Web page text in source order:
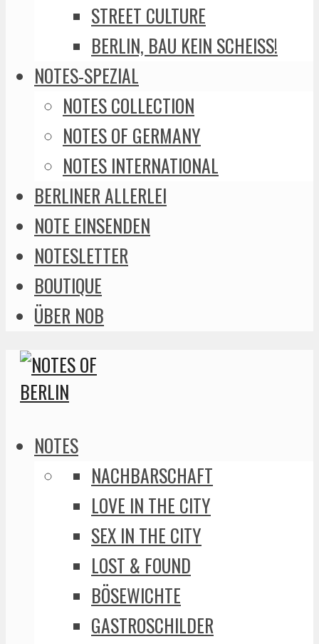
STREET CULTURE
BERLIN, BAU KEIN SCHEISS!
NOTES-SPEZIAL
NOTES COLLECTION
NOTES OF GERMANY
NOTES INTERNATIONAL
BERLINER ALLERLEI
NOTE EINSENDEN
NOTESLETTER
BOUTIQUE
ÜBER NOB
NOTES
NACHBARSCHAFT
LOVE IN THE CITY
SEX IN THE CITY
LOST & FOUND
BÖSEWICHTE
GASTROSCHILDER